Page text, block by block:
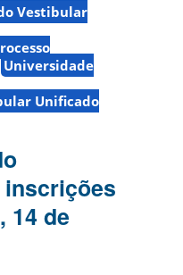
Vestibular
Universidade
Unificado
inscrições
14 de